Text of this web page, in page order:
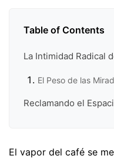
Table of Contents
La Intimidad Radical
El Peso de las
Reclamando el
El vapor del café se